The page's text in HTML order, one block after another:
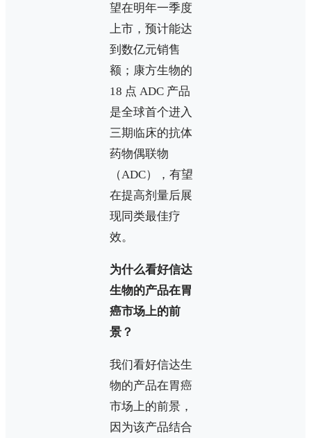
望在明年一季度
上市，预计能达
到数亿元销售
额；康方生物的
18 点 ADC 产品
是全球首个进入
三期临床的抗体
药物偶联物
（ADC），有望
在提高剂量后展
现同类最佳疗
效。
为什么看好信达
生物的产品在胃
癌市场上的前
景？
我们看好信达生
物的产品在胃癌
市场上的前景，
因为该产品结合